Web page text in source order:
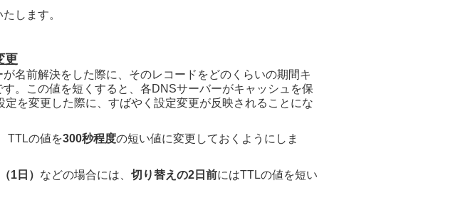
します。
更
名前解決をした際に、そのレコードをどのくらいの期間キ
。
この値を短くすると、各DNSサーバーがキャッシュを保
を変更した際に、すばやく設定変更が反映されることにな
TTLの値を300秒程度の短い値に変更しておくようにしま
1日 ） などの場合には、 切り替えの2日前にはTTLの値を短い